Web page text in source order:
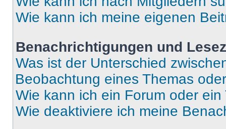
Wie kann ich meine eigenen
Benachrichtigungen und
Was ist der Unterschied
Beobachtung eines Themas
Wie kann ich ein Forum oder
Wie deaktiviere ich meine